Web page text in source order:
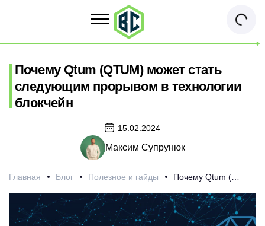
Почему Qtum (QTUM) может стать
следующим прорывом в технологии
блокчейн
Главная Блог Полезное и гайды Почему Qtum (QTUM) может стать следующим прорывом в технологии блокчейн
15.02.2024
Максим Супрунюк